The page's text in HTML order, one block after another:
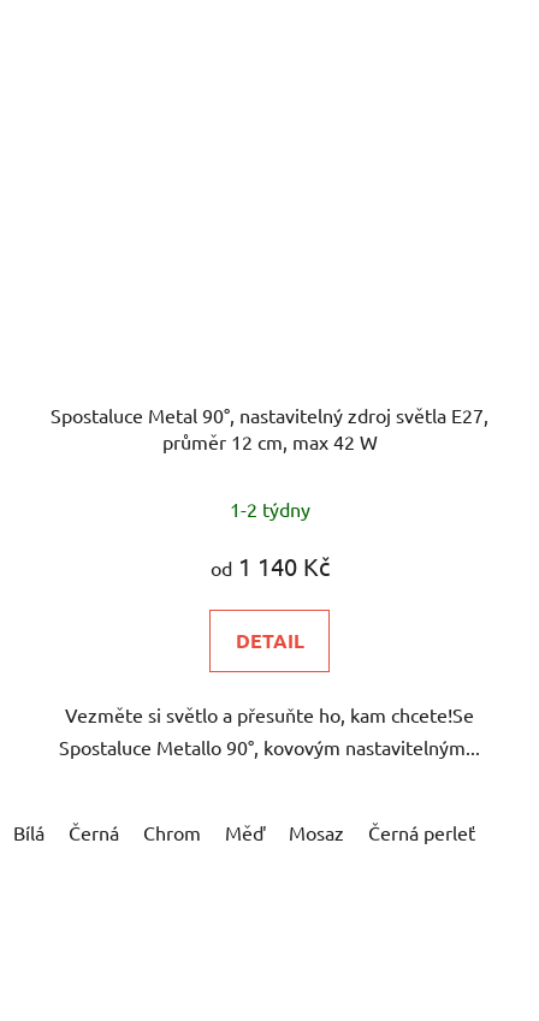
Spostaluce Metal 90°, nastavitelný zdroj světla E27,
průměr 12 cm, max 42 W
1-2 týdny
od1 140 Kč
DETAIL
Vezměte si světlo a přesuňte ho, kam chcete!Se
Spostaluce Metallo 90°, kovovým nastavitelným...
Bílá Černá Chrom Měď Mosaz Černá perleť